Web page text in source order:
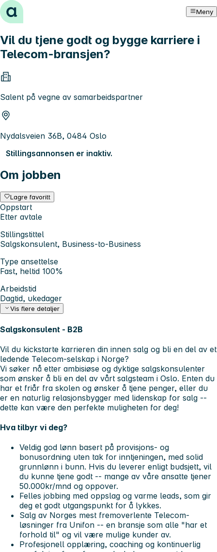
Hopp til innhold Meny
Vil du tjene godt og bygge karriere i
Telecom-bransjen?
Salent på vegne av samarbeidspartner
Nydalsveien 36B, 0484 Oslo
Stillingsannonsen er inaktiv.
Om jobben
Lagre favoritt
Oppstart
Etter avtale
Stillingstittel
Salgskonsulent, Business-to-Business
Type ansettelse
Fast, heltid 100%
Arbeidstid
Dagtid, ukedager
Vis flere detaljer
Salgskonsulent - B2B
Vil du kickstarte karrieren din innen salg og bli en del av et
ledende Telecom-selskap i Norge?
Vi søker nå etter ambisiøse og dyktige salgskonsulenter
som ønsker å bli en del av vårt salgsteam i Oslo. Enten du
har et friår fra skolen og ønsker å tjene penger, eller du
er en naturlig relasjonsbygger med lidenskap for salg --
dette kan være den perfekte muligheten for deg!
Hva tilbyr vi deg?
Veldig god lønn basert på provisjons- og
bonusordning uten tak for inntjeningen, med solid
grunnlønn i bunn. Hvis du leverer enligt budsjett, vil
du kunne tjene godt -- mange av våre ansatte tjener
50.000kr/mnd og oppover.
Felles jobbing med oppslag og varme leads, som gir
deg et godt utgangspunkt for å lykkes.
Salg av Norges mest fremoverlente Telecom-
løsninger fra Unifon -- en bransje som alle "har et
forhold til" og vil være mulige kunder av.
Profesjonell opplæring, coaching og kontinuerlig